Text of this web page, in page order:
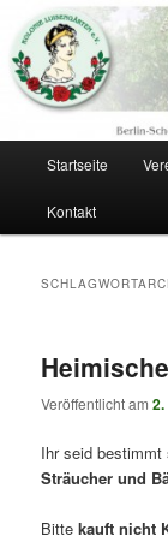
primären
Inhalt
springen
sekundären
Inhalt
springenKolonie
Eine Kolonie im
Startseite
Kontakt
Veröffentlicht am
Ihr seid bestimmt
Sträucher und
Bittekauft nicht